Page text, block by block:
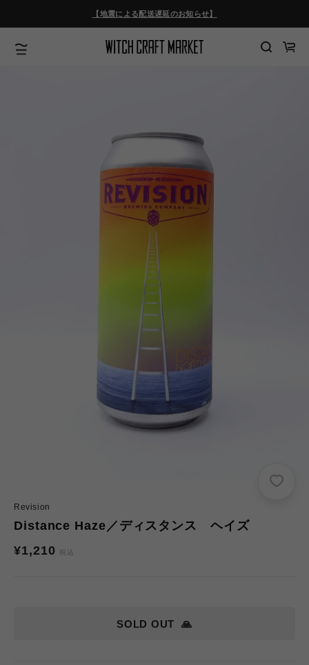
進
む
【地震による配送遅延のお知らせ】
カ
Revision
Distance Haze／ディスタンス ヘイズ
通
¥1,210 税込
🙏
SOLD OUT